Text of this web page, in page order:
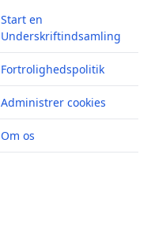
Start en
Underskriftindsamling
Fortrolighedspolitik
Administrer cookies
Om os